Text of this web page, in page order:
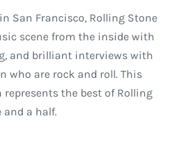
San Francisco, Rolling Stone
scene from the inside with
and brilliant interviews with
who are rock and roll. This
the best of Rolling
and a half.